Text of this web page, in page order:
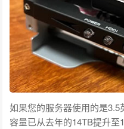
如果您的服务器使用的是
容量已从去年的14TB提升